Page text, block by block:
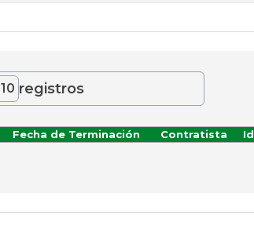
10 registros
Fecha de Terminación Contratista